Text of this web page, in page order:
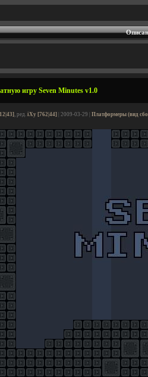
игру Seven Minutes v1.0
, ред. iXy [762|44] | 2009-03-29 | Платформеры (вид